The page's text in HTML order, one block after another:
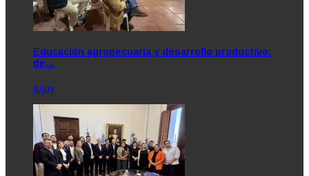
Educación agropecuaria y desarrollo productivo:
de…
Jujuy